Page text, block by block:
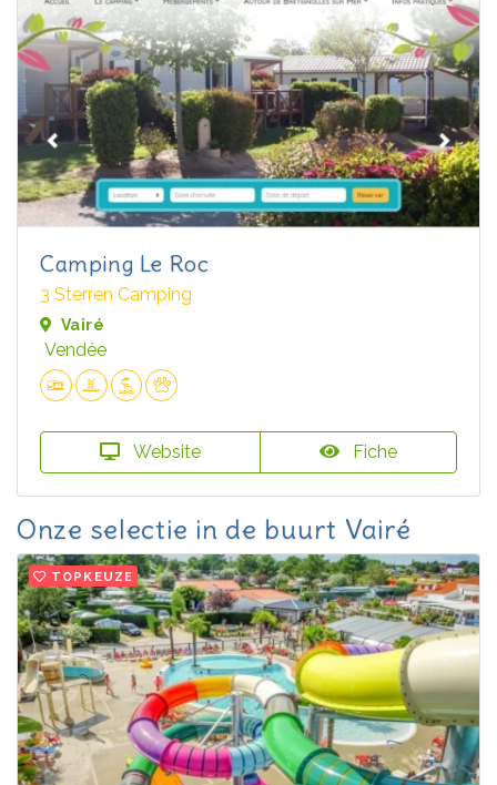
Camping Le Roc
3 Sterren Camping
Vairé
Vendée
Website Fiche
Onze selectie in de buurt Vairé
TOPKEUZE